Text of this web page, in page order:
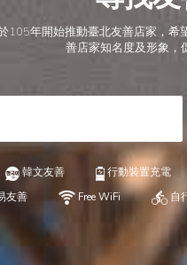
105年開始推動臺北友善店家，
善店家知名度及形象，
韓文友善 行動裝置充電
友善 Free WiFi 自